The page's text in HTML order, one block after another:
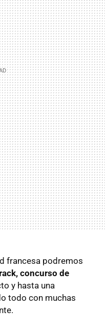
francesa podremos
concurso de
y hasta una
todo con muchas